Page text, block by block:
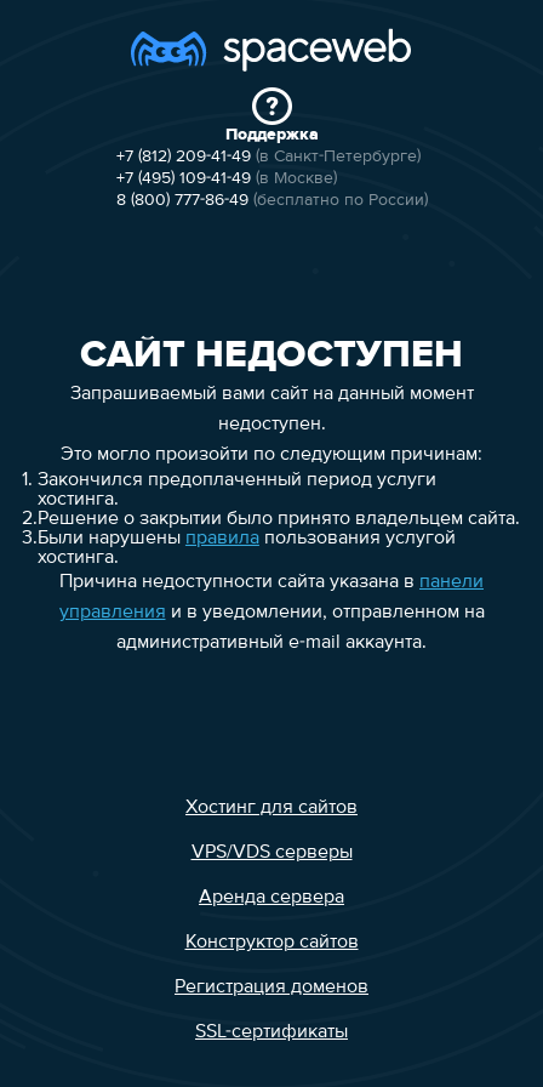
Поддержка
+7 (812) 209-41-49 (в Санкт-Петербурге)
+7 (495) 109-41-49 (в Москве)
8 (800) 777-86-49 (бесплатно по России)
САЙТ НЕДОСТУПЕН
Запрашиваемый вами сайт на данный момент
недоступен.
Это могло произойти по следующим причинам:
1. Закончился предоплаченный период услуги
хостинга.
2.Решение о закрытии было принято владельцем сайта.
3.Были нарушены правилапользования услугой
хостинга.
Причина недоступности сайта указана в панели
управления и в уведомлении, отправленном на
административный e-mail аккаунта.
Хостинг для сайтов
VPS/VDS серверы
Аренда сервера
Конструктор сайтов
Регистрация доменов
SSL-сертификаты